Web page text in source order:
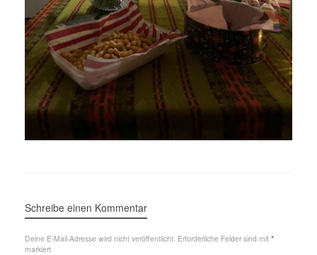
Schreibe einen Kommentar
Deine E-Mail-Adresse wird nicht veröffentlicht. Erforderliche Felder sind mit *
markiert